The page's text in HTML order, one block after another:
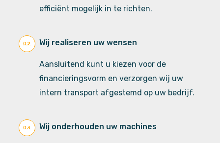
efficiënt mogelijk in te richten.
02 Wij realiseren uw wensen
Aansluitend kunt u kiezen voor de
financieringsvorm en verzorgen wij uw
intern transport afgestemd op uw bedrijf.
03 Wij onderhouden uw machines